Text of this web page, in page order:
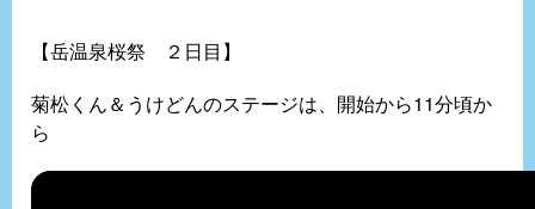
【岳温泉桜祭 ２日目】
菊松くん＆うけどんのステージは、開始から11分頃か
ら